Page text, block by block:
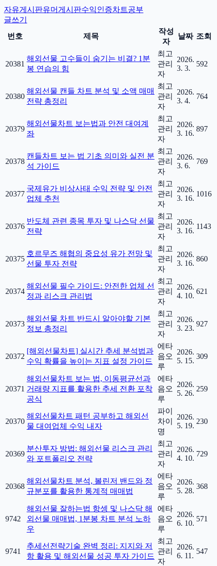
자유게시판유머게시판수익인증차트공부
글쓰기
번호
제목
작성
자
날짜 조회
20381
해외선물 고수들이 숨기는 비결? 1분
봉 연습의 힘
최고
관리
자
2026.
3. 3.
592
20380
해외선물 캔들 차트 분석 및 소액 매매
전략 총정리
최고
관리
자
2026.
3. 4.
764
20379
해외선물차트 보는법과 안전 대여계
좌
최고
관리
자
2026.
3. 16.
897
20378
캔들차트 보는 법 기초 의미와 실전 분
석 가이드
최고
관리
자
2026.
3. 6.
769
20377
국제유가 비상사태 수익 전략 및 안전
업체 추천
최고
관리
자
2026.
3. 16.
1016
20376
반도체 관련 종목 투자 및 나스닥 선물
전략
최고
관리
자
2026.
3. 16.
1143
20375
호르무즈 해협의 중요성 유가 전망 및
선물 투자 전략
최고
관리
자
2026.
3. 16.
860
20374
해외선물 필수 가이드: 안전한 업체 선
정과 리스크 관리법
최고
관리
자
2026.
4. 10.
621
20373
해외선물 차트 반드시 알아야할 기본
정보 총정리
최고
관리
자
2026.
3. 23.
927
20372
[해외선물차트] 실시간 추세 분석법과
수익 확률을 높이는 지표 설정 가이드
에타
음오
루
2026.
5. 15.
309
20371
해외선물차트 보는 법, 이동평균선과
거래량 지표를 활용한 추세 전환 포착
공식
에타
음오
루
2026.
5. 26.
259
20370
해외선물차트 패턴 공부하고 해외선
물 대여업체 수익 내자
파이
차이
명
2026.
5. 19.
230
20369
분산투자 방법: 해외선물 리스크 관리
와 포트폴리오 전략
최고
관리
자
2026.
4. 10.
729
20368
해외선물차트 분석, 볼린저 밴드와 정
규분포를 활용한 통계적 매매법
에타
음오
루
2026.
5. 28.
368
9742
해외선물 잘하는법 항셍 및 나스닥 해
외선물 매매법, 1분봉 차트 분석 노하
우
에타
음오
루
2026.
6. 10.
571
9741
추세선전략기술 완벽 정리: 지지와 저
항 활용 및 해외선물 성공 투자 가이드
최고
관리
자
2026.
6. 11.
547